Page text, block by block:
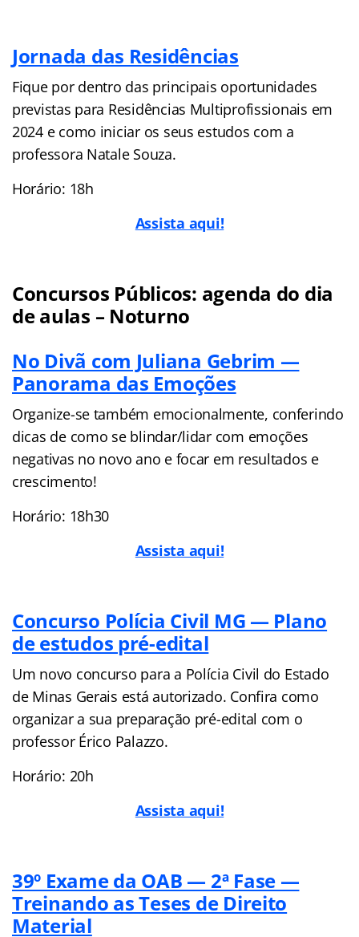
Jornada das Residências
Fique por dentro das principais oportunidades
previstas para Residências Multiprofissionais em
2024 e como iniciar os seus estudos com a
professora Natale Souza.
Horário: 18h
Assista aqui!
Concursos Públicos: agenda do dia
de aulas – Noturno
No Divã com Juliana Gebrim —
Panorama das Emoções
Organize-se também emocionalmente, conferindo
dicas de como se blindar/lidar com emoções
negativas no novo ano e focar em resultados e
crescimento!
Horário: 18h30
Assista aqui!
Concurso Polícia Civil MG — Plano
de estudos pré-edital
Um novo concurso para a Polícia Civil do Estado
de Minas Gerais está autorizado. Confira como
organizar a sua preparação pré-edital com o
professor Érico Palazzo.
Horário: 20h
Assista aqui!
39º Exame da OAB — 2ª Fase —
Treinando as Teses de Direito
Material